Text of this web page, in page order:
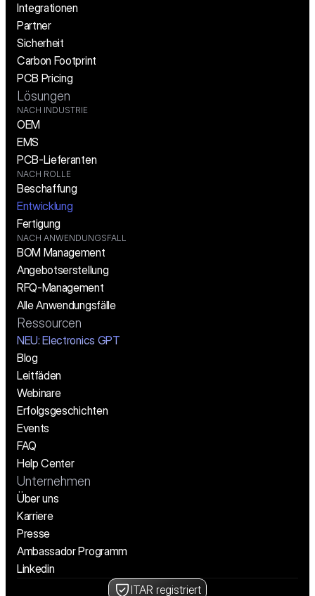
Integrationen
Partner
Sicherheit
Carbon Footprint
PCB Pricing
Lösungen
NACH INDUSTRIE
OEM
EMS
PCB-Lieferanten
NACH ROLLE
Beschaffung
Entwicklung
Fertigung
NACH ANWENDUNGSFALL
BOM Management
Angebotserstellung
RFQ-Management
Alle Anwendungsfälle
Ressourcen
NEU: Electronics GPT
Blog
Leitfäden
Webinare
Erfolgsgeschichten
Events
FAQ
Help Center
Unternehmen
Über uns
Karriere
Presse
Ambassador Programm
Linkedin
ITAR registriert